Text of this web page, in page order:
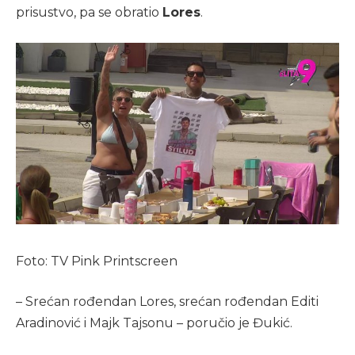
prisustvo, pa se obratio Lores.
Foto: TV Pink Printscreen
– Srećan rođendan Lores, srećan rođendan Editi
Aradinović i Majk Tajsonu – poručio je Đukić.